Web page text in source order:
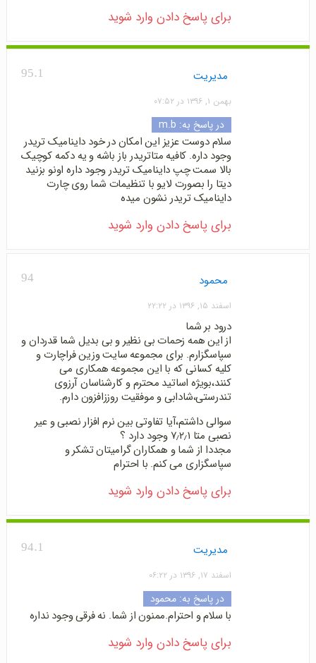
برای پاسخ دادن وارد شوید
95.1 مدیریت
بهمن ۱, ۱۳۹۶ در ۰۷:۵۲
در پاسخ به: m.b
سلام دوست عزیز این امکان در خود داینامیک تریدر
وجود داره. کافیه متاتریدر باز باشه و یه دکمه کوچیک
بالا سمت چپ داینامیک تریدر وجود داره اونو بزنید
دیتا را بصورت لایو با تنظیمات شما روی چارت
داینامیک تریدر نشون میده
برای پاسخ دادن وارد شوید
94 محمود
اسفند ۱۵, ۱۳۹۶ در ۲۲:۲۲
درود بر شما
از این همه زحمات بی نظیر و بی بدیل شما قدردان و
سپاسگزارم. برای مجموعه سایت وزین فراچارت و
کلیه کسانی که با این مجموعه همکاری می
کنند،بویژه اساتید محترم و کارشناسان آرزوی
تندرستی،شادابی و موفقیت روززافزون دارم.
سوالی داشتم،آیا تفاوتی بین نرم افزار نصبی و عیر
نصبی متا ۷٫۲٫۱ وجود دارد ؟
مجددا از شما و همکاران گرامیتان تشکر و
سپاسگزاری می کنم. با احترام
برای پاسخ دادن وارد شوید
94.1 مدیریت
اسفند ۱۷, ۱۳۹۶ در ۰۶:۲۲
در پاسخ به: محمود
با سلام و احترام.ممنون از شما. نه فرقی وجود نداره
برای پاسخ دادن وارد شوید